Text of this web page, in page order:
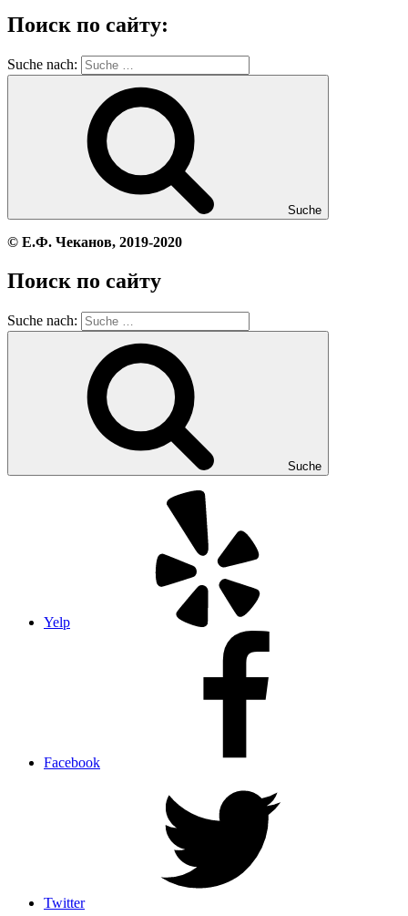
Поиск по сайту:
Suche nach:
Suche
© Е.Ф. Чеканов, 2019-2020
Поиск по сайту
Suche nach:
Suche
Yelp
Facebook
Twitter